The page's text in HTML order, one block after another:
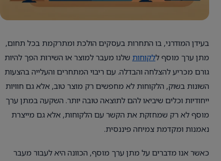
בעידן המודרני, בו התחרות בעסקים הולכת ומתרקמת בכל תחום,
מתן ערך מוסף ללקוחות שלנו מעבר למוצר או השירות הפך להיות
גורם מכריע להצלחה והבדלה. עם ריבוי המתחרים והעלייה בהצעות
השונות בשוק, הלקוחות לא מחפשים רק מוצר טוב, אלא גם חוויות
ייחודיות וכלים שיביאו להם לתוצאה טובה יותר. השקעה במתן ערך
מוסף לא רק שמחזקת את הקשר עם הלקוחות, אלא גם מייצרת
נאמנות ומקדמת צמיחה פיננסית.
כאשר אנו מדברים על מתן ערך מוסף, הכוונה היא לעבור מעבר